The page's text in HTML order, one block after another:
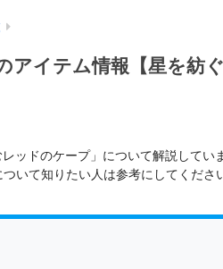
アイテム情報【星を紡
ッドのケープ」について解説してい
いて知りたい人は参考にしてくださ